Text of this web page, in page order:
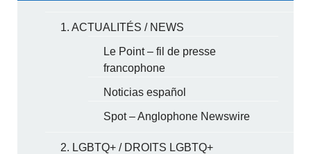
1. ACTUALITÉS / NEWS
Le Point – fil de presse
francophone
Noticias español
Spot – Anglophone Newswire
2. LGBTQ+ / DROITS LGBTQ+